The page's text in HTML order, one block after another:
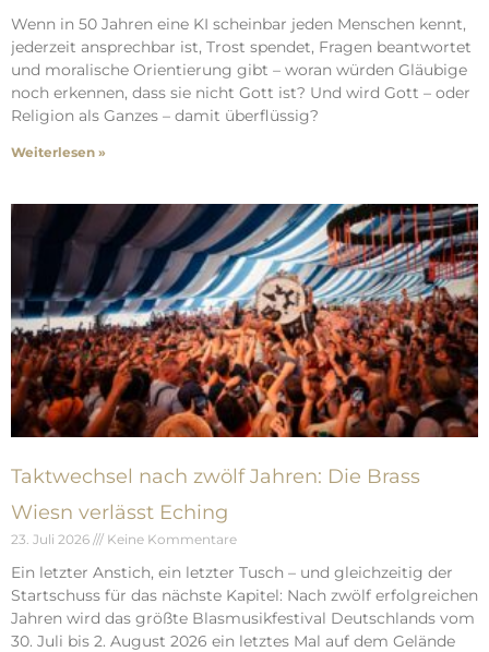
Wenn in 50 Jahren eine KI scheinbar jeden Menschen kennt,
jederzeit ansprechbar ist, Trost spendet, Fragen beantwortet
und moralische Orientierung gibt – woran würden Gläubige
noch erkennen, dass sie nicht Gott ist? Und wird Gott – oder
Religion als Ganzes – damit überflüssig?
Weiterlesen »
Taktwechsel nach zwölf Jahren: Die Brass
Wiesn verlässt Eching
23. Juli 2026 Keine Kommentare
Ein letzter Anstich, ein letzter Tusch – und gleichzeitig der
Startschuss für das nächste Kapitel: Nach zwölf erfolgreichen
Jahren wird das größte Blasmusikfestival Deutschlands vom
30. Juli bis 2. August 2026 ein letztes Mal auf dem Gelände